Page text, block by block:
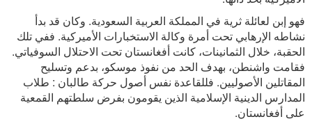
فهو إبن لعائلة ثرية في المملكة العربية السعودية. وكان قد بدأ
نشاطه الإرهابي تحت أمرة وكالة الاستخبارات الأميركية. ففي تلك
الحقبة، خلال الثمانينات، كانت أفغانستان تحت الاحتلال السوفياتي.
فقامت واشنطن، بهدف الحد من نفوذ موسكو، بدعم وتسليح
المقاتلين الأصوليين. فللقاعدة نفس أصول حركة طالبان : طلاب
المدارس الدينية الإسلامية الذين يقومون بفرض سلطتهم القمعية
على أفغانستان.